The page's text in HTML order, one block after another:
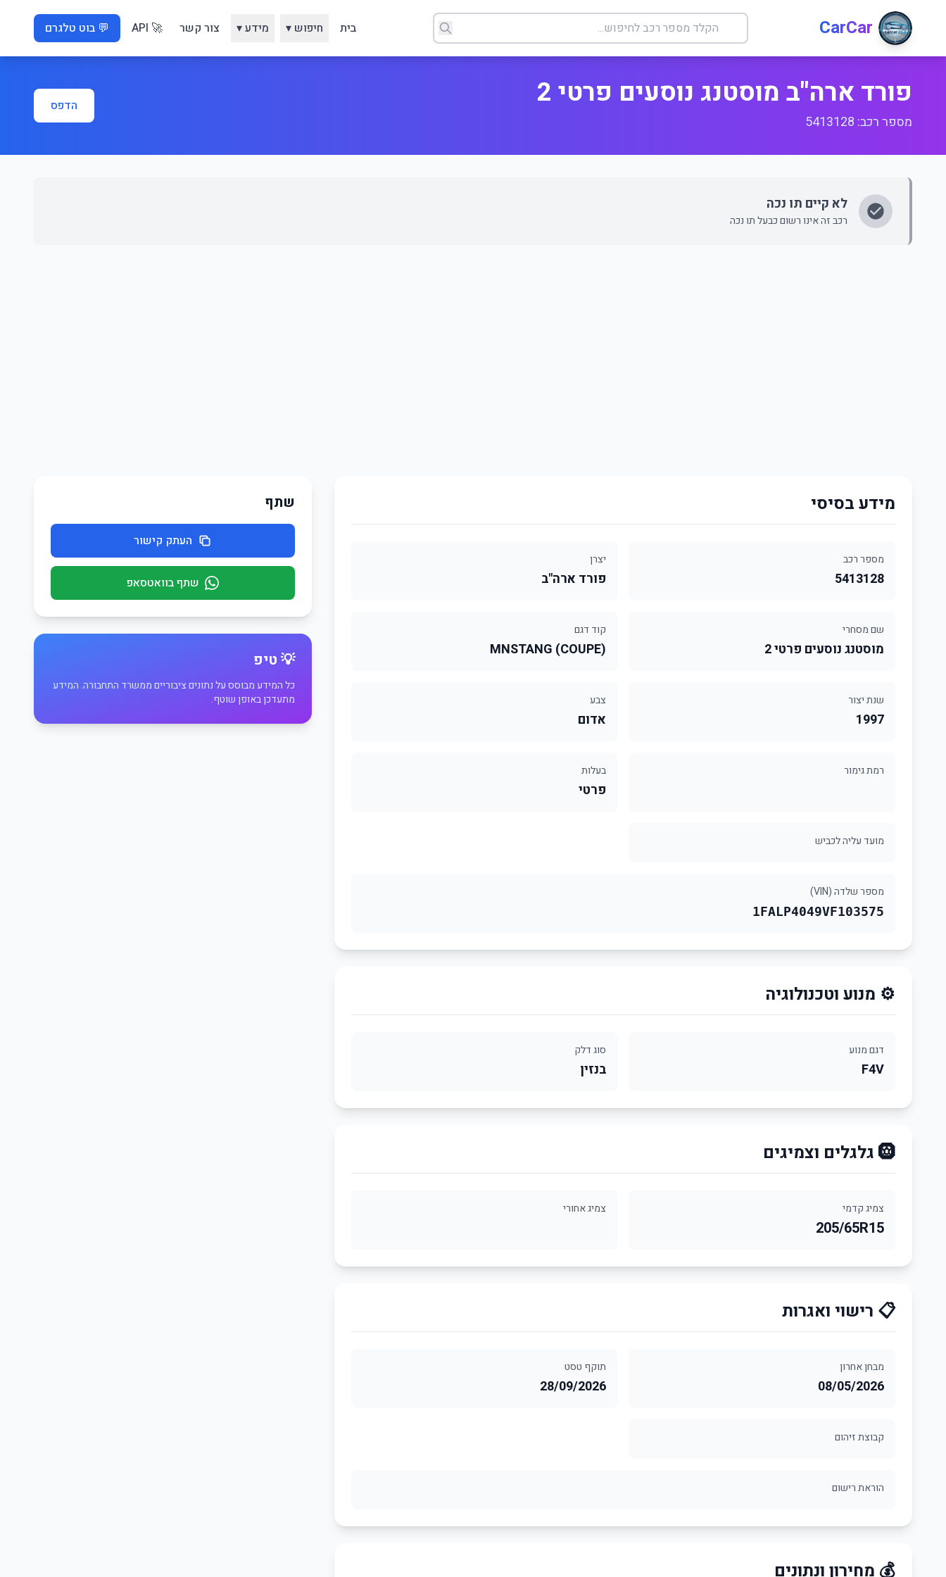
CarCar בית חיפוש ▾ מידע ▾ צור קשר 🚀 API 💬 בוט טלגרם
פורד ארה"ב מוסטנג נוסעים פרטי 2
מספר רכב: 5413128
הדפס
לא קיים תו נכה
רכב זה אינו רשום כבעל תו נכה
מידע בסיסי
מספר רכב
5413128
יצרן
פורד ארה"ב
שם מסחרי
מוסטנג נוסעים פרטי 2
קוד דגם
(COUPE) MNSTANG
שנת יצור
1997
צבע
אדום
רמת גימור בעלות
פרטי
מועד עליה לכביש
מספר שלדה (VIN)
1FALP4049VF103575
⚙️ מנוע וטכנולוגיה
דגם מנוע
F4V
סוג דלק
בנזין
🛞 גלגלים וצמיגים
צמיג קדמי
205/65R15
צמיג אחורי
📋 רישוי ואגרות
מבחן אחרון
08/05/2026
תוקף טסט
28/09/2026
קבוצת זיהום
הוראת רישום
💰 מחירון ונתונים
שתף
העתק קישור
שתף בוואטסאפ
💡 טיפ
כל המידע מבוסס על נתונים ציבוריים ממשרד התחבורה. המידע
מתעדכן באופן שוטף.